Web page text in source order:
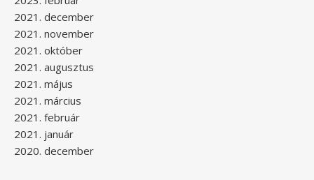
2021. december
2021. november
2021. október
2021. augusztus
2021. május
2021. március
2021. február
2021. január
2020. december